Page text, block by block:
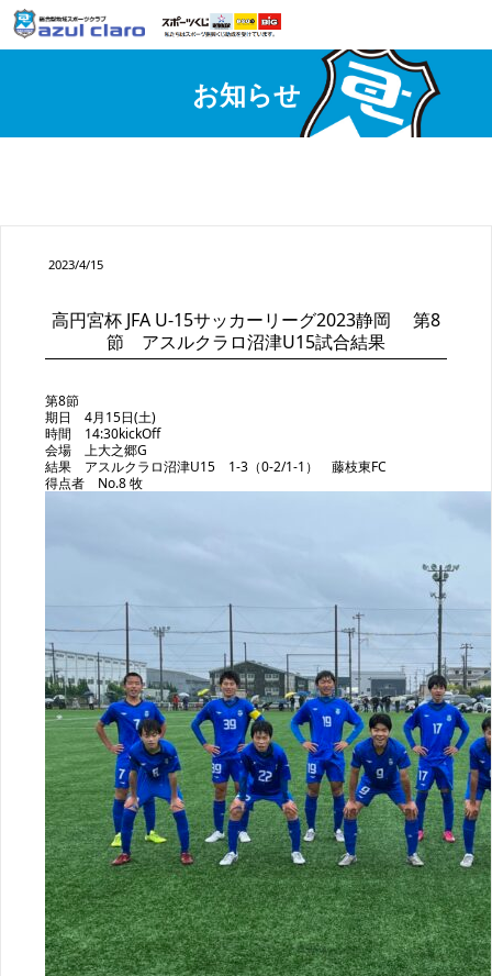
お知らせ
2023/4/15
高円宮杯 JFA U-15サッカーリーグ2023静岡 第8
節 アスルクラロ沼津U15試合結果
第8節
期日 4月15日(土)
時間 14:30kickOff
会場 上大之郷G
結果 アスルクラロ沼津U15 1-3（0-2/1-1） 藤枝東FC
得点者 No.8 牧